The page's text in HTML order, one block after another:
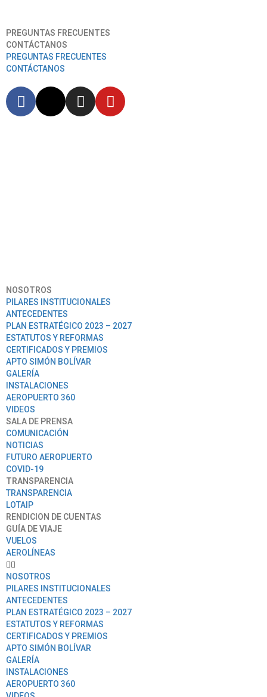
PREGUNTAS FRECUENTES
CONTÁCTANOS
PREGUNTAS FRECUENTES
CONTÁCTANOS
NOSOTROS
PILARES INSTITUCIONALES
ANTECEDENTES
PLAN ESTRATÉGICO 2023 – 2027
ESTATUTOS Y REFORMAS
CERTIFICADOS Y PREMIOS
APTO SIMÓN BOLÍVAR
GALERÍA
INSTALACIONES
AEROPUERTO 360
VIDEOS
SALA DE PRENSA
COMUNICACIÓN
NOTICIAS
FUTURO AEROPUERTO
COVID-19
TRANSPARENCIA
TRANSPARENCIA
LOTAIP
RENDICION DE CUENTAS
GUÍA DE VIAJE
VUELOS
AEROLÍNEAS
NOSOTROS
PILARES INSTITUCIONALES
ANTECEDENTES
PLAN ESTRATÉGICO 2023 – 2027
ESTATUTOS Y REFORMAS
CERTIFICADOS Y PREMIOS
APTO SIMÓN BOLÍVAR
GALERÍA
INSTALACIONES
AEROPUERTO 360